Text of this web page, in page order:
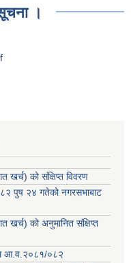
।
को संक्षिप्त विवरण
पुष २४ गतेको नगरसभाबाट
को अनुमानित संक्षिप्त
आ.व.२०८१/०८२